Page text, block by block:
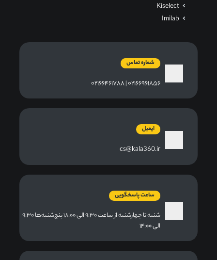
Kiselect
Imilab
شماره تماس
۰۲۱۶۶۹۶۱۸۵۶ | ۰۲۱۶۶۴۶۱۷۸۸
ایمیل
cs@kala360.ir
ساعت پاسخگویی
شنبه تا چهارشنبه از ساعت ۹:۳۰ الی ۱۸:۰۰ پنج‌شنبه‌ها ۹:۳۰
الی ۱۴:۰۰